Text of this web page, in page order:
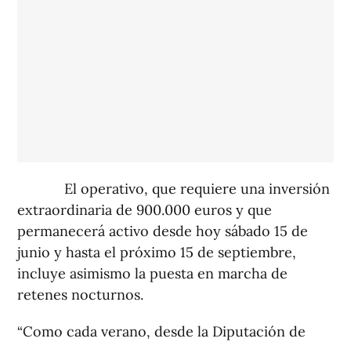
El operativo, que requiere una inversión
extraordinaria de 900.000 euros y que
permanecerá activo desde hoy sábado 15 de
junio y hasta el próximo 15 de septiembre,
incluye asimismo la puesta en marcha de
retenes nocturnos.
“Como cada verano, desde la Diputación de